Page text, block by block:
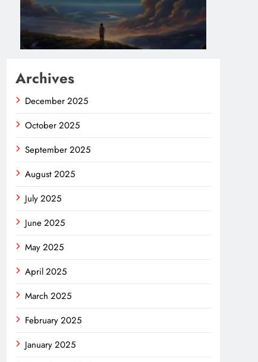
Archives
December 2025
October 2025
September 2025
August 2025
July 2025
June 2025
May 2025
April 2025
March 2025
February 2025
January 2025